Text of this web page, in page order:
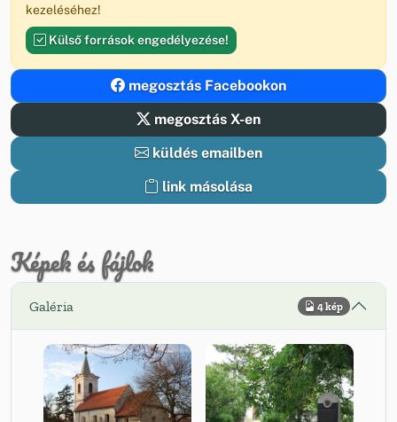
kezeléséhez!
Külső források engedélyezése!
megosztás Facebookon
megosztás X-en
küldés emailben
link másolása
Képek és fájlok
Galéria 4 kép